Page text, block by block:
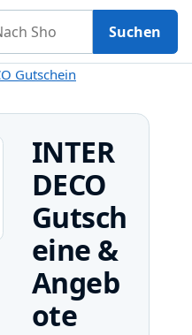
Magazin
Shop suchen
Suchen
Gutschein
INTER
DECO
Gutsch
eine &
Angeb
ote